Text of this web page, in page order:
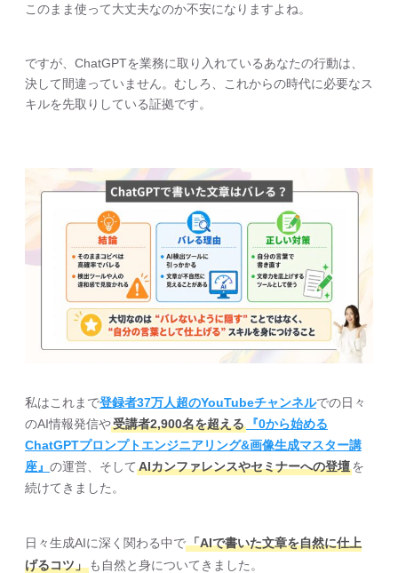
このまま使って大丈夫なのか不安になりますよね。
ですが、ChatGPTを業務に取り入れているあなたの行動は、
決して間違っていません。むしろ、これからの時代に必要なス
キルを先取りしている証拠です。
私はこれまで登録者37万人超のYouTubeチャンネルでの日々
のAI情報発信や受講者2,900名を超える
『0から始める
ChatGPTプロンプトエンジニアリング&画像生成マスター講
座』 の運営、そして AIカンファレンスやセミナーへの登壇を
続けてきました。
日々生成AIに深く関わる中で「AIで書いた文章を自然に仕上
げるコツ」 も自然と身についてきました。